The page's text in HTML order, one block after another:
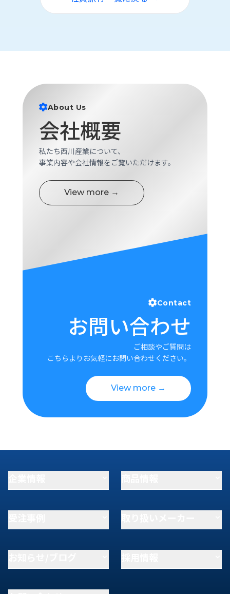
About Us
会社概要
私たち西川産業について、
事業内容や会社情報をご覧いただけます。
View more →
Contact
お問い合わせ
ご相談やご質問は
こちらよりお気軽にお問い合わせください。
View more →